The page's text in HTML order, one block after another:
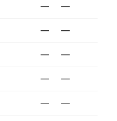
— —
— —
— —
— —
— —